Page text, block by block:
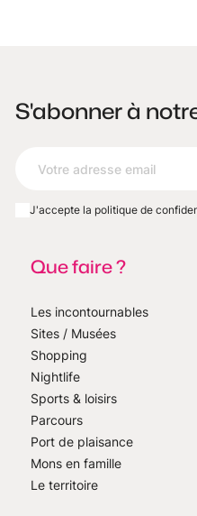
S'abonner à
J'accepte la politique de
Que faire ?
Les incontournables
Sites / Musées
Shopping
Nightlife
Sports & loisirs
Parcours
Port de plaisance
Mons en famille
Le territoire